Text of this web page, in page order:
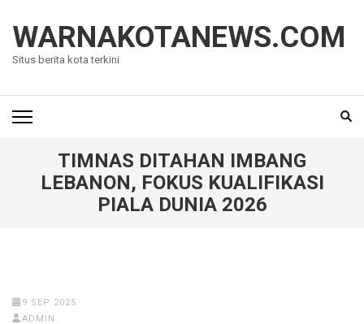
konten
(Tekan
WARNAKOTANEWS.COM
Situs berita kota terkini
TIMNAS DITAHAN IMBANG
LEBANON, FOKUS KUALIFIKASI
PIALA DUNIA 2026
9 SEP 2025
ADMIN